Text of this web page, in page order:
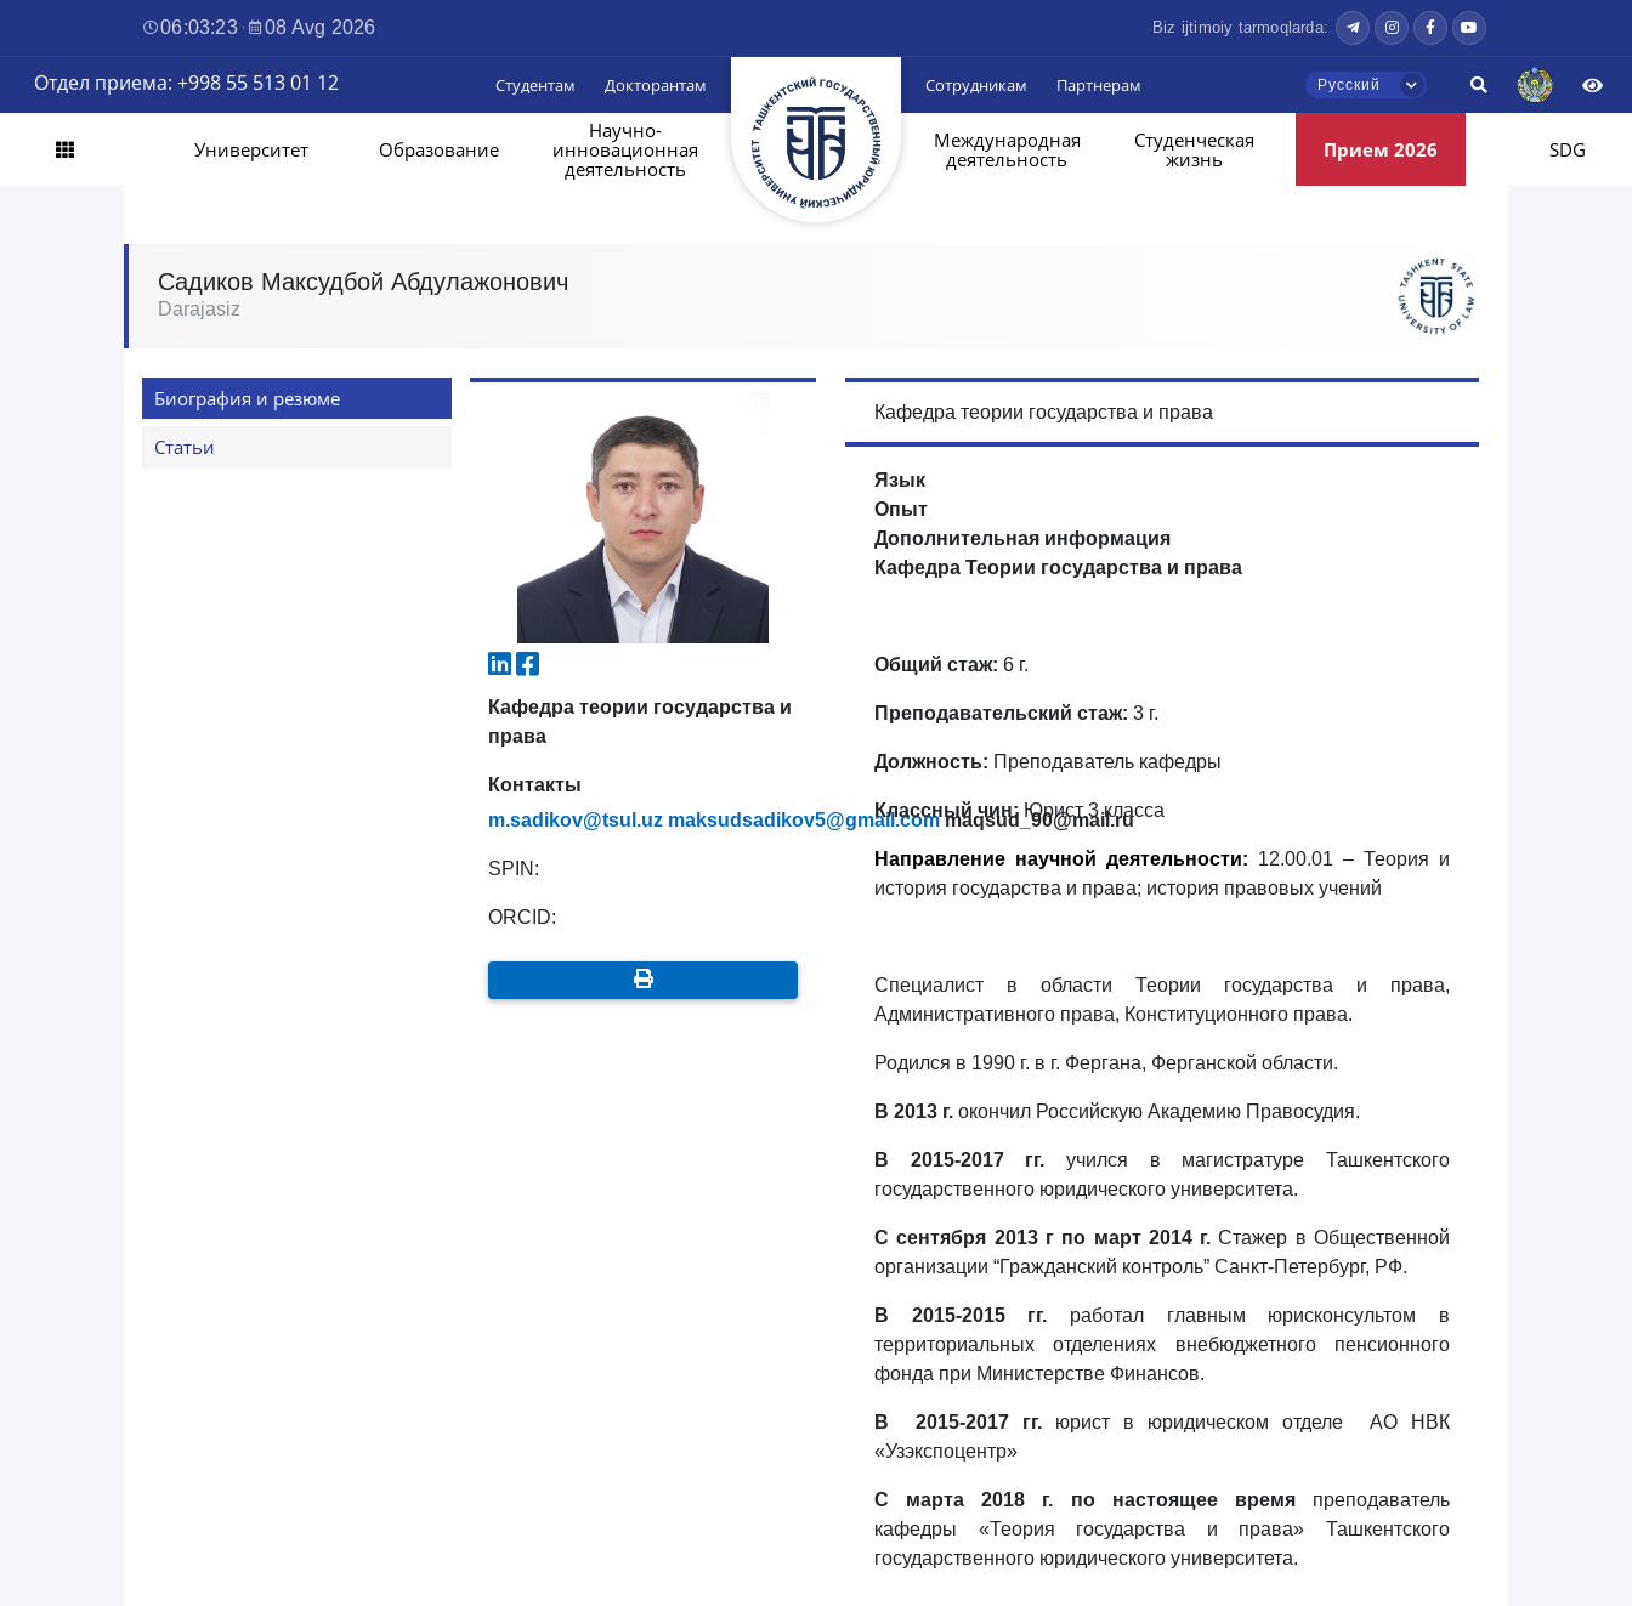
06:03:24 · 08 Avg 2026 Biz ijtimoiy tarmoqlarda:
Отдел приема: +998 55 513 01 12 Студентам Докторантам Сотрудникам Партнерам Русский
Университет Образование
Научно-
инновационная
деятельность
Международная
деятельность
Студенческая
жизнь
Прием 2026 SDG
Садиков Максудбой Абдулажонович
Darajasiz
Биография и резюме
Статьи
Кафедра теории государства и
права
Контакты
m.sadikov@tsul.uz maksudsadikov5@gmail.commaqsud_90@mail.ru
SPIN:
ORCID:
Кафедра теории государства и права
Язык
Опыт
Дополнительная информация
Кафедра Теории государства и права
Общий стаж: 6 г.
Преподавательский стаж: 3 г.
Должность: Преподаватель кафедры
Классный чин: Юрист 3 класса
Направление научной деятельности: 12.00.01 – Теория и
история государства и права; история правовых учений
Специалист в области Теории государства и права,
Административного права, Конституционного права.
Родился в 1990 г. в г. Фергана, Ферганской области.
В 2013 г. окончил Российскую Академию Правосудия.
В 2015-2017 гг. учился в магистратуре Ташкентского
государственного юридического университета.
С сентября 2013 г по март 2014 г. Стажер в Общественной
организации “Гражданский контроль” Санкт-Петербург, РФ.
В 2015-2015 гг. работал главным юрисконсультом в
территориальных отделениях внебюджетного пенсионного
фонда при Министерстве Финансов.
В 2015-2017 гг. юрист в юридическом отделе АО НВК
«Узэкспоцентр»
С марта 2018 г. по настоящее времяпреподаватель
кафедры «Теория государства и права» Ташкентского
государственного юридического университета.